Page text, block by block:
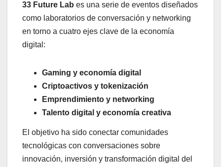
33 Future Lab es una serie de eventos diseñados
como laboratorios de conversación y networking
en torno a cuatro ejes clave de la economía
digital:
Gaming y economía digital
Criptoactivos y tokenización
Emprendimiento y networking
Talento digital y economía creativa
El objetivo ha sido conectar comunidades
tecnológicas con conversaciones sobre
innovación, inversión y transformación digital del